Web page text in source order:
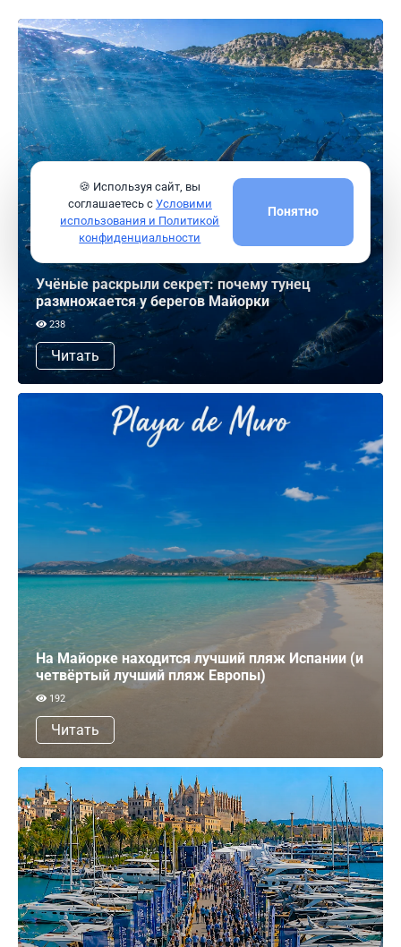
Учёные раскрыли секрет: почему тунец
размножается у берегов Майорки
238
Читать
На Майорке находится лучший пляж Испании (и
четвёртый лучший пляж Европы)
192
Читать
🍪 Используя сайт, вы
соглашаетесь с Условими
использования и Политикой
конфиденциальности
Понятно